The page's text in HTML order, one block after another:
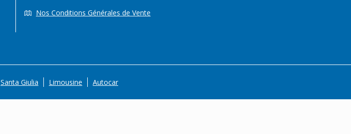
Nos Conditions Générales de Vente
Santa Giulia Limousine Autocar